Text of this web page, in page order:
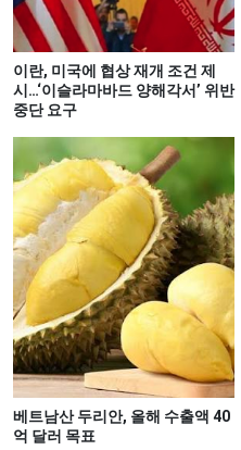
이란, 미국에 협상 재개 조건 제
시…‘이슬라마바드 양해각서’ 위반
중단 요구
베트남산 두리안, 올해 수출액 40
억 달러 목표